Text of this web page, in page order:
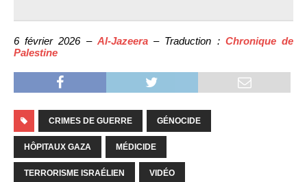
6 février 2026 – Al-Jazeera– Traduction : Chronique de
Palestine
CRIMES DE GUERRE GÉNOCIDE
HÔPITAUX GAZA MÉDICIDE
TERRORISME ISRAÉLIEN VIDÉO